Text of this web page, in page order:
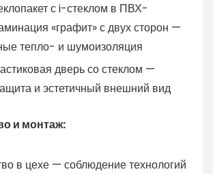
с i-стеклом в ПВХ-
«графит» с двух сторон —
тепло- и шумоизоляция
дверь со стеклом —
и эстетичный внешний вид
и монтаж:
в цехе — соблюдение технологий